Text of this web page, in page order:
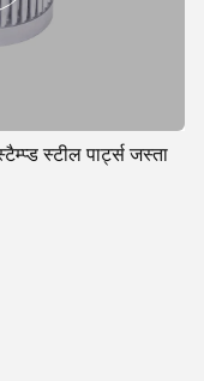
स्टील पार्ट्स जस्ता